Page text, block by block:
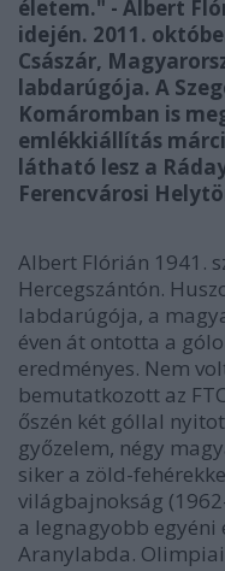
életem." - Albert
idején. 2011.
Császár,
labdarúgója. A
Komáromban is
emlékkiállítás
látható lesz a
Ferencvárosi
Albert Flórián 1941.
Hercegszántón.
labdarúgója, a
éven át ontotta a
eredményes. Nem
bemutatkozott az
őszén két góllal
győzelem, négy
siker a zöld-
világbajnokság
a legnagyobb egyéni
Aranylabda.